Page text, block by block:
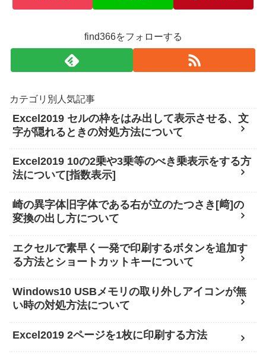
find366をフォローする
カテゴリ別人気記事
Excel2019 セルの枠をはみ出して表示させる、文
字が隠れるときの対処方法について
Excel2019 10の2乗や3乗等のべき乗表示をする方
法について[指数表示]
崎の異字体旧字体である右が立のたつさき[﨑]の
変換の出し方について
エクセルで素早く一発で印刷するボタンを追加す
る方法とショートカットキーについて
Windows10 USBメモリの取り外しアイコンが無
い時の対処方法について
Excel2019 2ページを1枚に印刷する方法